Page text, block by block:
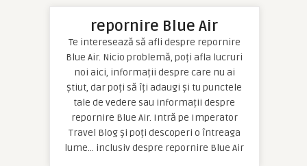
repornire Blue Air
Te interesează să afli despre repornire
Blue Air. Nicio problemă, poți afla lucruri
noi aici, informații despre care nu ai
știut, dar poți să îți adaugi și tu punctele
tale de vedere sau informații despre
repornire Blue Air. Intră pe Imperator
Travel Blog și poți descoperi o întreaga
lume… inclusiv despre repornire Blue Air